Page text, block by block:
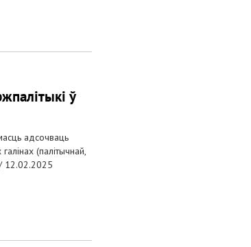
ў
адсочваць
(палітычнай,
12.02.2025